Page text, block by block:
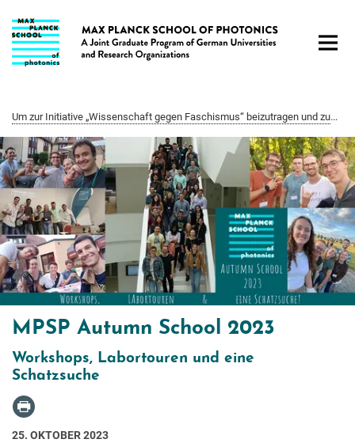
Um zur Initiative „Wissenschaft gegen Faschismus“ beizutragen und zum Nachdenken und Diskutieren anzuregen, hat unser MPSP Fellow Prof. Gerhard Paulus Antworten auf 7 Fragen zum Thema „Wie Nationalismus und verschärfte Migrationspolitik internationale Studierende verunsichern — und damit Forschung, Innovation und Hochtechnologie in Deutschland beeinflussen“ gegeben.
MPSP Autumn School 2023
Workshops, Labortouren und eine
Schatzsuche
25. OKTOBER 2023